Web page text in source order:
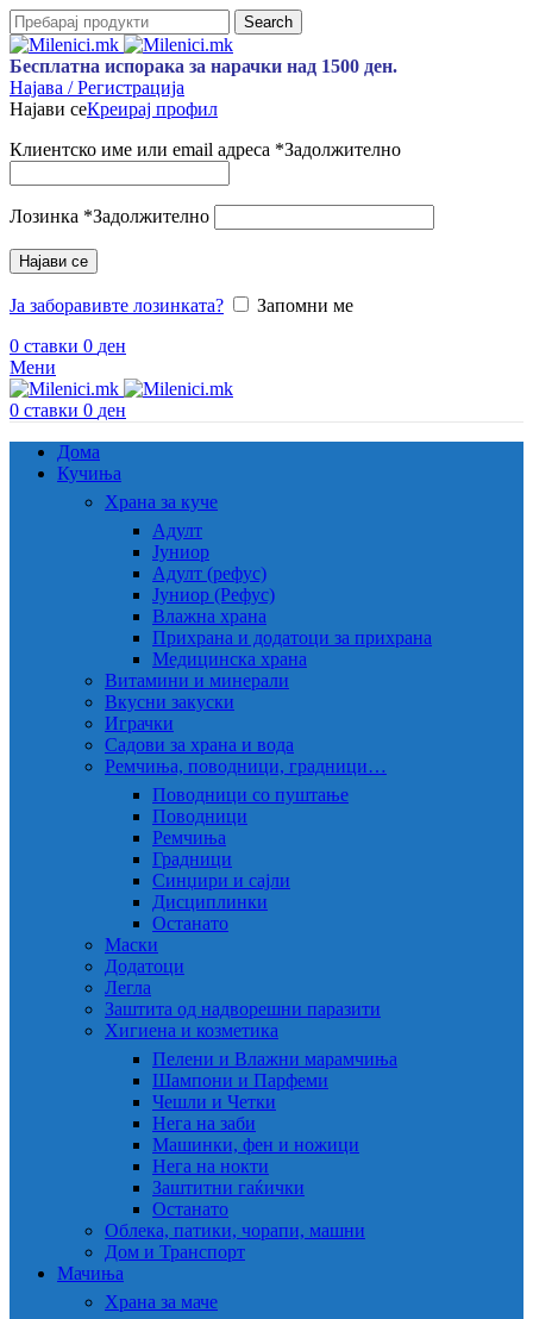
Search
Бесплатна испорака за нарачки над 1500 ден.
Најава / Регистрација
Најави сеКреирај профил
Клиентско име или email адреса *Задолжително
Лозинка *Задолжително
Најави се
Ја заборавивте лозинката?
Запомни ме
0 ставки 0 ден
Мени
0 ставки 0 ден
Дома
Кучиња
Храна за куче
Адулт
Јуниор
Адулт (рефус)
Јуниор (Рефус)
Влажна храна
Прихрана и додатоци за прихрана
Медицинска храна
Витамини и минерали
Вкусни закуски
Играчки
Садови за храна и вода
Ремчиња, поводници, градници…
Поводници со пуштање
Поводници
Ремчиња
Градници
Синџири и сајли
Дисциплинки
Останато
Маски
Додатоци
Легла
Заштита од надворешни паразити
Хигиена и козметика
Пелени и Влажни марамчиња
Шампони и Парфеми
Чешли и Четки
Нега на заби
Машинки, фен и ножици
Нега на нокти
Заштитни гаќички
Останато
Облека, патики, чорапи, машни
Дом и Транспорт
Мачиња
Храна за маче